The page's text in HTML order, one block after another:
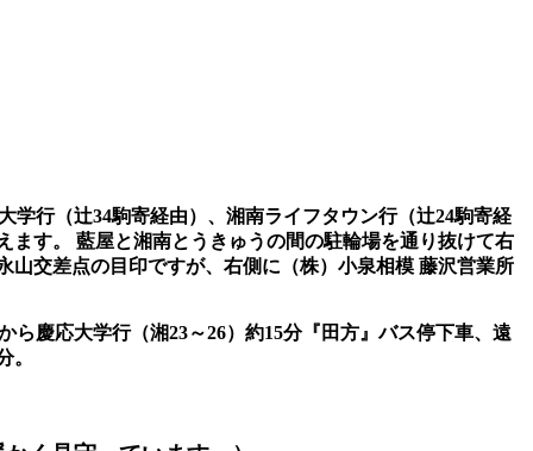
行（辻34駒寄経由）、湘南ライフタウン行（辻24駒寄経
す。 藍屋と湘南とうきゅうの間の駐輪場を通り抜けて右
交差点の目印ですが、右側に（株）小泉相模 藤沢営業所
慶応大学行（湘23～26）約15分『田方』バス停下車、遠
。